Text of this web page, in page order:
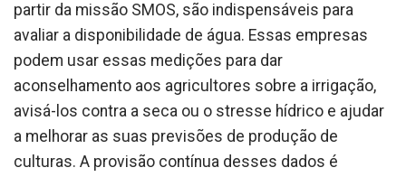
partir da missão SMOS, são indispensáveis para
avaliar a disponibilidade de água. Essas empresas
podem usar essas medições para dar
aconselhamento aos agricultores sobre a irrigação,
avisá-los contra a seca ou o stresse hídrico e ajudar
a melhorar as suas previsões de produção de
culturas. A provisão contínua desses dados é